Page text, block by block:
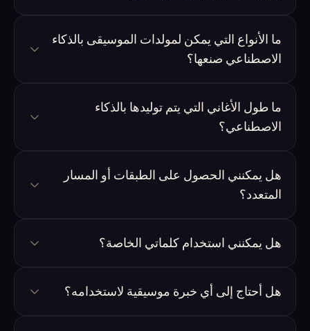
ما الأنواع التي يمكن لمولدات الموسيقى بالذكاء
الاصطناعي صنعها؟
ما طول الأغاني التي يتم توليدها بالذكاء
الاصطناعي؟
هل يمكنني الحصول على الطبقات أو المسار
المتعدد؟
هل يمكنني استخدام كلماتي الخاصة؟
هل أحتاج إلى أي خبرة موسيقية لاستخدامه؟